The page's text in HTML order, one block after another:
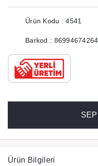
Ürün Kodu : 4541
Barkod :
Ürün Bilgileri